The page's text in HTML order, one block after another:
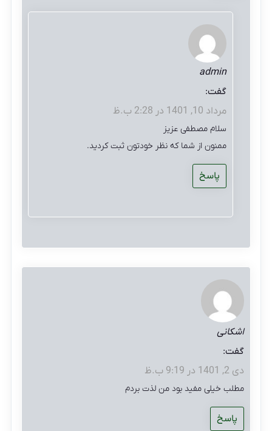
admin
گفت:
مرداد 10, 1401 در 2:28 ب.ظ
سلام مصطفی عزیز
ممنون از شما که نظر خودتون ثبت کردید.
پاسخ
اشکانی
گفت:
دی 2, 1401 در 9:19 ب.ظ
مطلب خیلی مفید بود من لذت بردم
پاسخ